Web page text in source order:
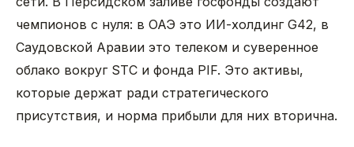
чемпионов с нуля: в ОАЭ это ИИ-холдинг G42, в
Саудовской Аравии это телеком и суверенное
облако вокруг STC и фонда PIF. Это активы,
которые держат ради стратегического
присутствия, и норма прибыли для них вторична.